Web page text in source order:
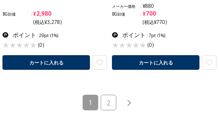
BG卸価 ¥2,980
(税込¥3,278)
ポイント : 29pt (1%)
(0)
カートに入れる
メーカー価格 ¥880
BG卸価 ¥700
(税込¥770)
ポイント : 7pt (1%)
(0)
カートに入れる
1 (current)
2